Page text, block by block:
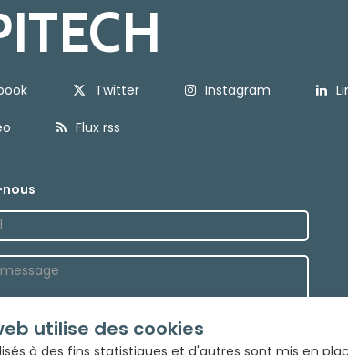
utilise des cookies
à des fins statistiques et d'autres sont mis en
Twitter Instagram
Flux rss